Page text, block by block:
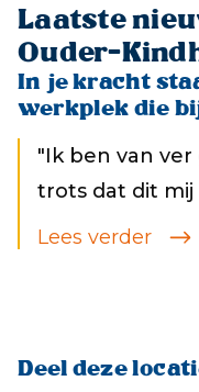
Laatste
Ouder-
In je kracht
werkplek die
"Ik ben van
trots dat dit mij
Lees verder
Deel deze